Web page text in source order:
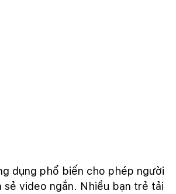
dụng phổ biến cho phép người
sẻ video ngắn. Nhiều bạn trẻ tải